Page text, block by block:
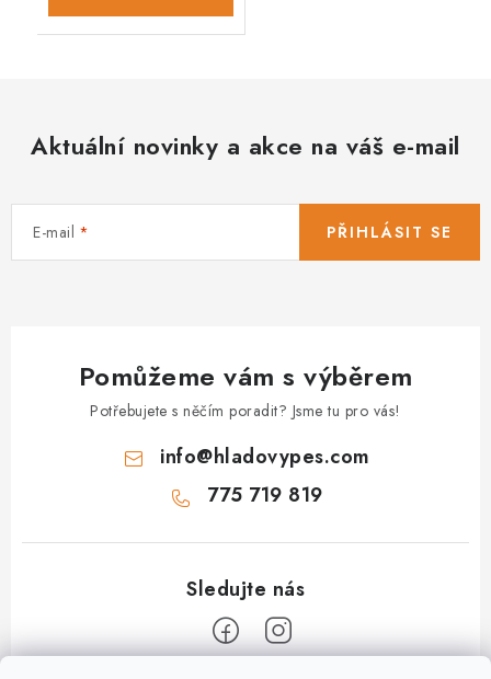
Aktuální novinky a akce na váš e-mail
E-mail PŘIHLÁSIT SE
Pomůžeme vám s výběrem
Potřebujete s něčím poradit? Jsme tu pro vás!
info@hladovypes.com
775 719 819